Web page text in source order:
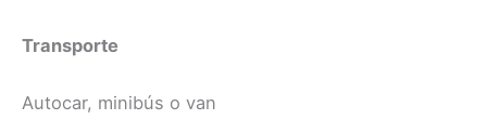
Transporte
Autocar, minibús o van